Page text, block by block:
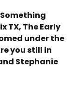
TX, The Early
under the
you still in
Stephanie